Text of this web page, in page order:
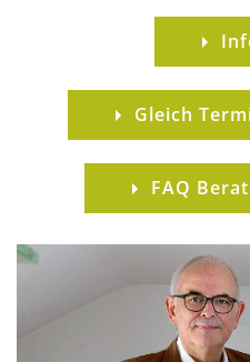
Gleich
FAQ